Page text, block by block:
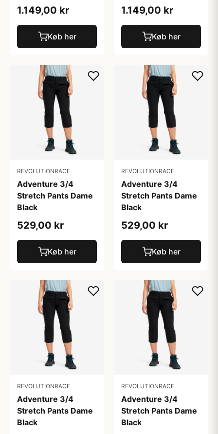
1.149,00 kr
Køb her
1.149,00 kr
Køb her
REVOLUTIONRACE
Adventure 3/4
Stretch Pants Dame
Black
529,00 kr
Køb her
REVOLUTIONRACE
Adventure 3/4
Stretch Pants Dame
Black
529,00 kr
Køb her
REVOLUTIONRACE
Adventure 3/4
Stretch Pants Dame
Black
REVOLUTIONRACE
Adventure 3/4
Stretch Pants Dame
Black